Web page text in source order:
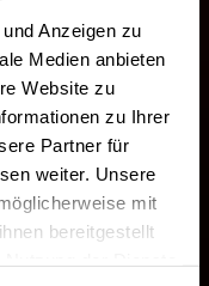
Anzeigen zu
Medien anbieten
Website zu
zu Ihrer
Partner für
weiter. Unsere
mit
bereitgestellt